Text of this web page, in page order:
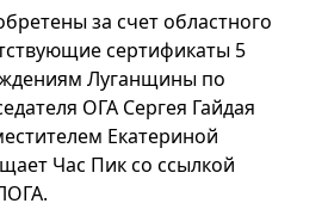
за счет областного
сертификаты 5
Луганщины по
ОГА Сергея Гайдая
Екатериной
Час Пик со ссылкой